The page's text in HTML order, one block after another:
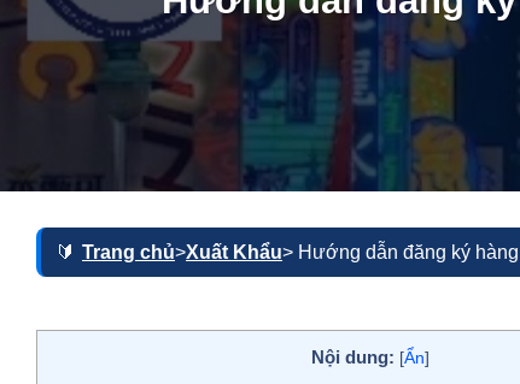
Trang chủ>Xuất Khẩu> Hướng dẫn đăng ký
Nội dung: [Ẩn]